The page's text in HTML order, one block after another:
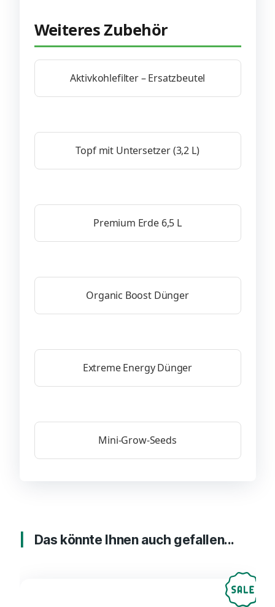
Weiteres Zubehör
Aktivkohlefilter – Ersatzbeutel
Topf mit Untersetzer (3,2 L)
Premium Erde 6,5 L
Organic Boost Dünger
Extreme Energy Dünger
Mini-Grow-Seeds
Das könnte Ihnen auch gefallen...